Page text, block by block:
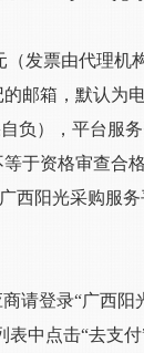
（发票由代理机
邮箱，默认为
负），平台服
于资格审查合格
西阳光采购服
请登录“广西阳
表中点击“去支